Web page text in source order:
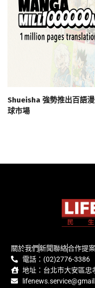
Shueisha 強勢推出百語
球市場
關於我們新聞聯絡合作提案
電話：(02)2776-3386
地址：台北市大安區忠